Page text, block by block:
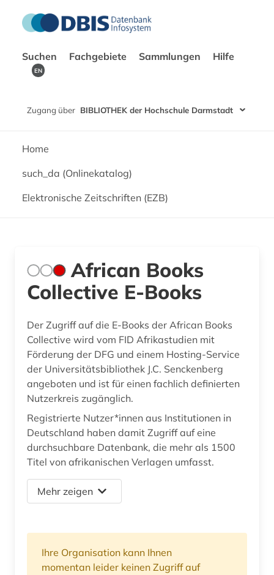
Suchen Fachgebiete Sammlungen Hilfe
EN
Zugang über BIBLIOTHEK der Hochschule Darmstadt
Home
such_da (Onlinekatalog)
Elektronische Zeitschriften (EZB)
African Books
Collective E-Books
Der Zugriff auf die E-Books der African Books
Collective wird vom FID Afrikastudien mit
Förderung der DFG und einem Hosting-Service
der Universitätsbibliothek J.C. Senckenberg
angeboten und ist für einen fachlich definierten
Nutzerkreis zugänglich.
Registrierte Nutzer*innen aus Institutionen in
Deutschland haben damit Zugriff auf eine
durchsuchbare Datenbank, die mehr als 1500
Titel von afrikanischen Verlagen umfasst.
Mehr zeigen
Ihre Organisation kann Ihnen
momentan leider keinen Zugriff auf